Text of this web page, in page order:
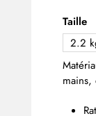
Taille
2.2